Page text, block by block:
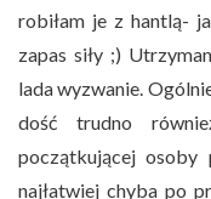
robiłam je z hantlą-
zapas siły ;)
lada wyzwanie.
dość trudno
początkującej osoby
najłatwiej chyba po